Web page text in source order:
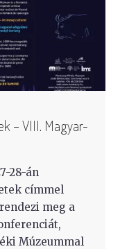
– VIII. Magyar-
28-án
címmel
meg a
Múzeummal